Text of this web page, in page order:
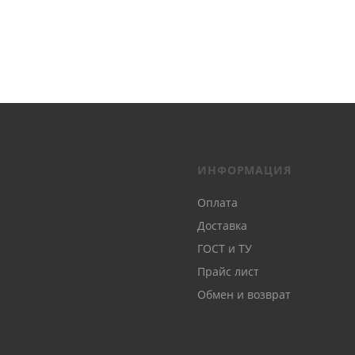
ИНФОРМАЦИЯ
Оплата
Доставка
ГОСТ и ТУ
Прайс лист
Обмен и возврат